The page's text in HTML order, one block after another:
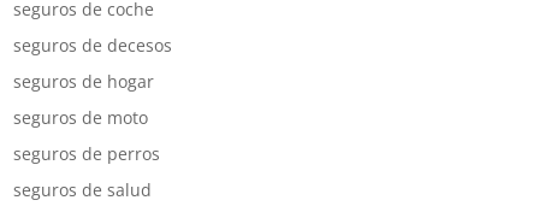
seguros de coche
seguros de decesos
seguros de hogar
seguros de moto
seguros de perros
seguros de salud